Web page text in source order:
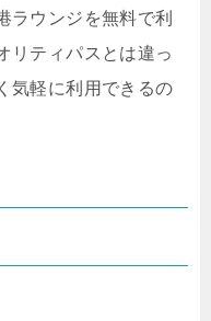
ラウンジを無料で利
リティパスとは違っ
気軽に利用できるの